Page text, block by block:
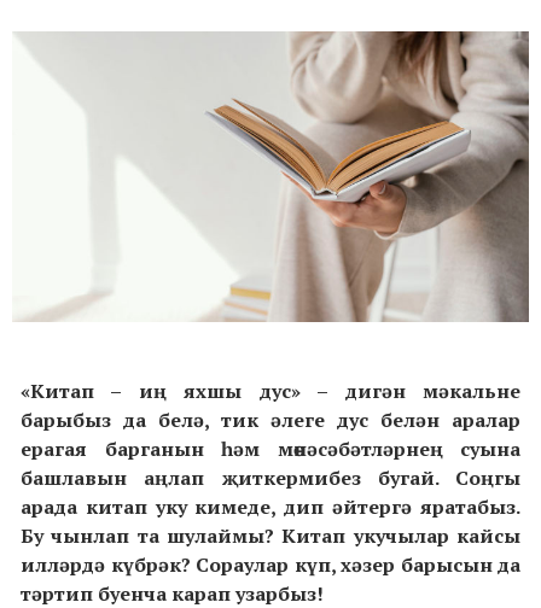
«Китап – иң яхшы дус» – дигән мәкальне
барыбыз да белә, тик әлеге дус белән аралар
ерагая барганын һәм мөнәсәбәтләрнең суына
башлавын аңлап җиткермибез бугай. Соңгы
арада китап уку кимеде, дип әйтергә яратабыз.
Бу чынлап та шулаймы? Китап укучылар кайсы
илләрдә күбрәк? Сораулар күп, хәзер барысын да
тәртип буенча карап узарбыз!